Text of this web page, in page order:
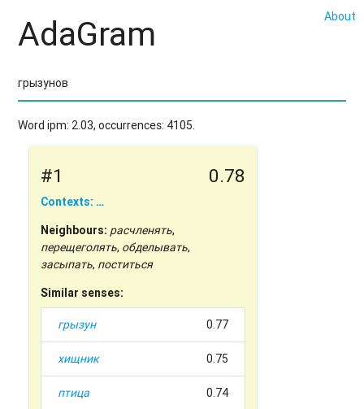
About
AdaGram
Word ipm: 2.03, occurrences: 4105.
#1 0.78
Contexts: …
Neighbours: расчленять,
перещеголять, обделывать,
засыпать, поститься
Similar senses:
грызун 0.77
хищник 0.75
птица 0.74